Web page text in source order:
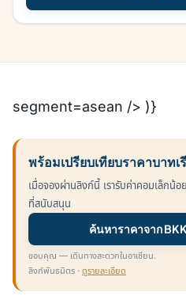
segment=asean /> )}
พร้อมเปรียบเทียบราคาบาทเ
เมื่อจองผ่านลิงก์นี้ เรารับค่าคอมเล็ก
ที่สนับสนุน
ค้นหาราคาจาก
ขอบคุณ — เดินทางสะดวกในอาเซียน.
ลิงก์พันธมิตร · ดูรายละเอียด